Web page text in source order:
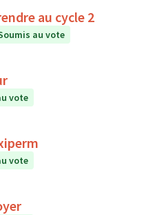
au cycle 2
au vote
vote
vote